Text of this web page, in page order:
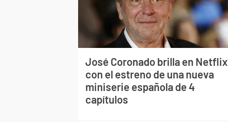
José Coronado brilla en Netflix
con el estreno de una nueva
miniserie española de 4
capítulos